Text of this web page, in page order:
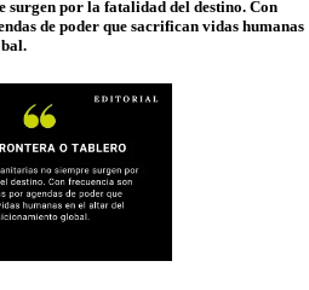
por la fatalidad del destino. Con
de poder que sacrifican vidas humanas